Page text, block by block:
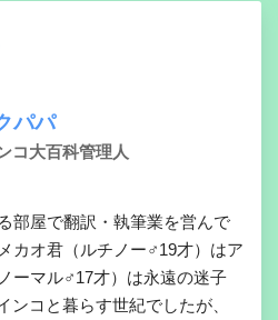
パパ
コ大百科管理人
部屋で翻訳・執筆業を営んで
カオ君（ルチノー♂19才）はア
ーマル♂17才）は永遠の迷子
ンコと暮らす世紀でしたが、